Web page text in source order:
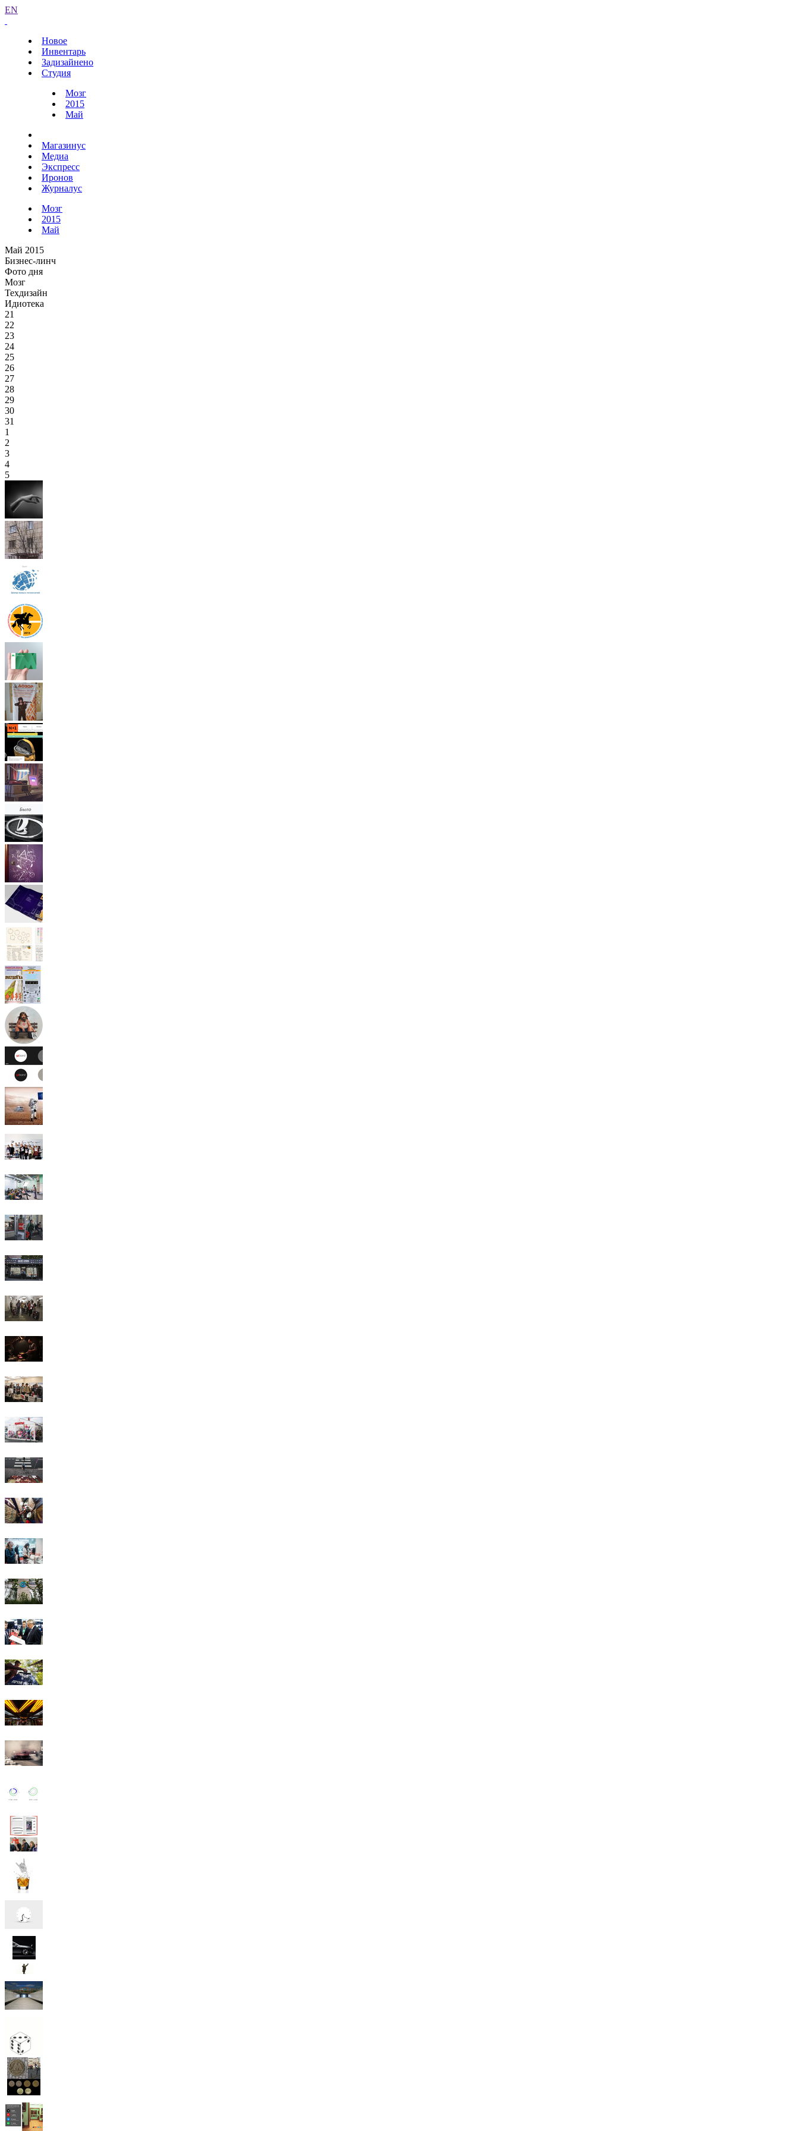
EN
Новое
Инвентарь
Задизайнено
Студия
Мозг
2015
Май
Магазинус
Медиа
Экспресс
Иронов
Журналус
Мозг
2015
Май
Май 2015
Бизнес-линч
Фото дня
Мозг
Техдизайн
Идиотека
21
22
23
24
25
26
27
28
29
30
31
1
2
3
4
5